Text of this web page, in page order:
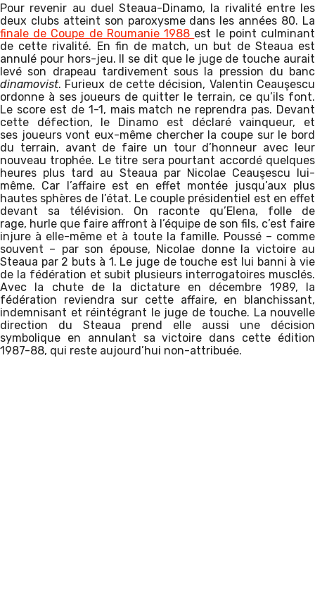
Pour revenir au duel Steaua-Dinamo, la rivalité entre les
deux clubs atteint son paroxysme dans les années 80. La
finale de Coupe de Roumanie 1988 est le point culminant
de cette rivalité. En fin de match, un but de Steaua est
annulé pour hors-jeu. Il se dit que le juge de touche aurait
levé son drapeau tardivement sous la pression du banc
dinamovist. Furieux de cette décision, Valentin Ceauşescu
ordonne à ses joueurs de quitter le terrain, ce qu’ils font.
Le score est de 1-1, mais match ne reprendra pas. Devant
cette défection, le Dinamo est déclaré vainqueur, et
ses joueurs vont eux-même chercher la coupe sur le bord
du terrain, avant de faire un tour d’honneur avec leur
nouveau trophée. Le titre sera pourtant accordé quelques
heures plus tard au Steaua par Nicolae Ceauşescu lui-
même. Car l’affaire est en effet montée jusqu’aux plus
hautes sphères de l’état. Le couple présidentiel est en effet
devant sa télévision. On raconte qu’Elena, folle de
rage, hurle que faire affront à l’équipe de son fils, c’est faire
injure à elle-même et à toute la famille. Poussé – comme
souvent – par son épouse, Nicolae donne la victoire au
Steaua par 2 buts à 1. Le juge de touche est lui banni à vie
de la fédération et subit plusieurs interrogatoires musclés.
Avec la chute de la dictature en décembre 1989, la
fédération reviendra sur cette affaire, en blanchissant,
indemnisant et réintégrant le juge de touche. La nouvelle
direction du Steaua prend elle aussi une décision
symbolique en annulant sa victoire dans cette édition
1987-88, qui reste aujourd’hui non-attribuée.